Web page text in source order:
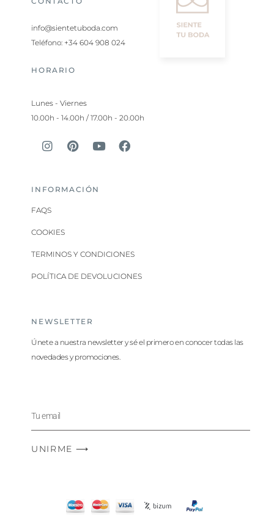
info@sientetuboda.com
Teléfono: +34 604 908 024
HORARIO
Lunes - Viernes
10.00h - 14.00h / 17.00h - 20.00h
INFORMACIÓN
FAQS
COOKIES
TERMINOS Y CONDICIONES
POLÍTICA DE DEVOLUCIONES
NEWSLETTER
Únete a nuestra newsletter y sé el primero en conocer todas las
novedades y promociones.
UNIRME ⟶